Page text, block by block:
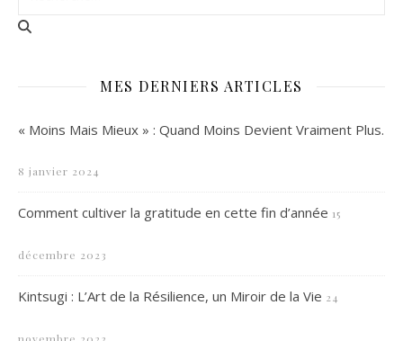
MES DERNIERS ARTICLES
« Moins Mais Mieux » : Quand Moins Devient Vraiment Plus.
8 janvier 2024
Comment cultiver la gratitude en cette fin d’année 15
décembre 2023
Kintsugi : L’Art de la Résilience, un Miroir de la Vie 24